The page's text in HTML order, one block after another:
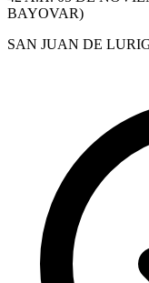
BAYOVAR)
SAN JUAN DE